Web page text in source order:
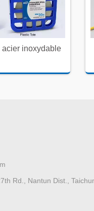
acier inoxydable
Rd., Nantun Dist.,